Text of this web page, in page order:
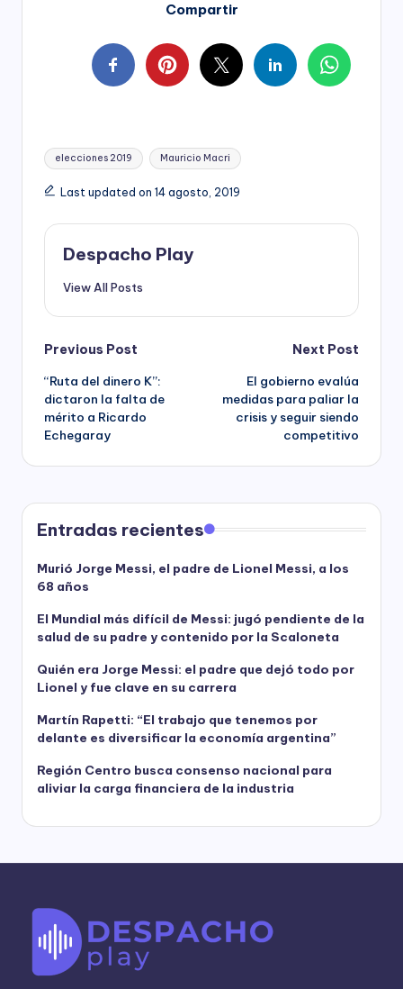
Compartir
Tags:
elecciones 2019 Mauricio Macri
Last updated on 14 agosto, 2019
Despacho Play
View All Posts
Post
navigation
Previous Post
“Ruta del dinero K”:
dictaron la falta de
mérito a Ricardo
Echegaray
Next Post
El gobierno evalúa
medidas para paliar la
crisis y seguir siendo
competitivo
Entradas recientes
Murió Jorge Messi, el padre de Lionel Messi, a los
68 años
El Mundial más difícil de Messi: jugó pendiente de la
salud de su padre y contenido por la Scaloneta
Quién era Jorge Messi: el padre que dejó todo por
Lionel y fue clave en su carrera
Martín Rapetti: “El trabajo que tenemos por
delante es diversificar la economía argentina”
Región Centro busca consenso nacional para
aliviar la carga financiera de la industria